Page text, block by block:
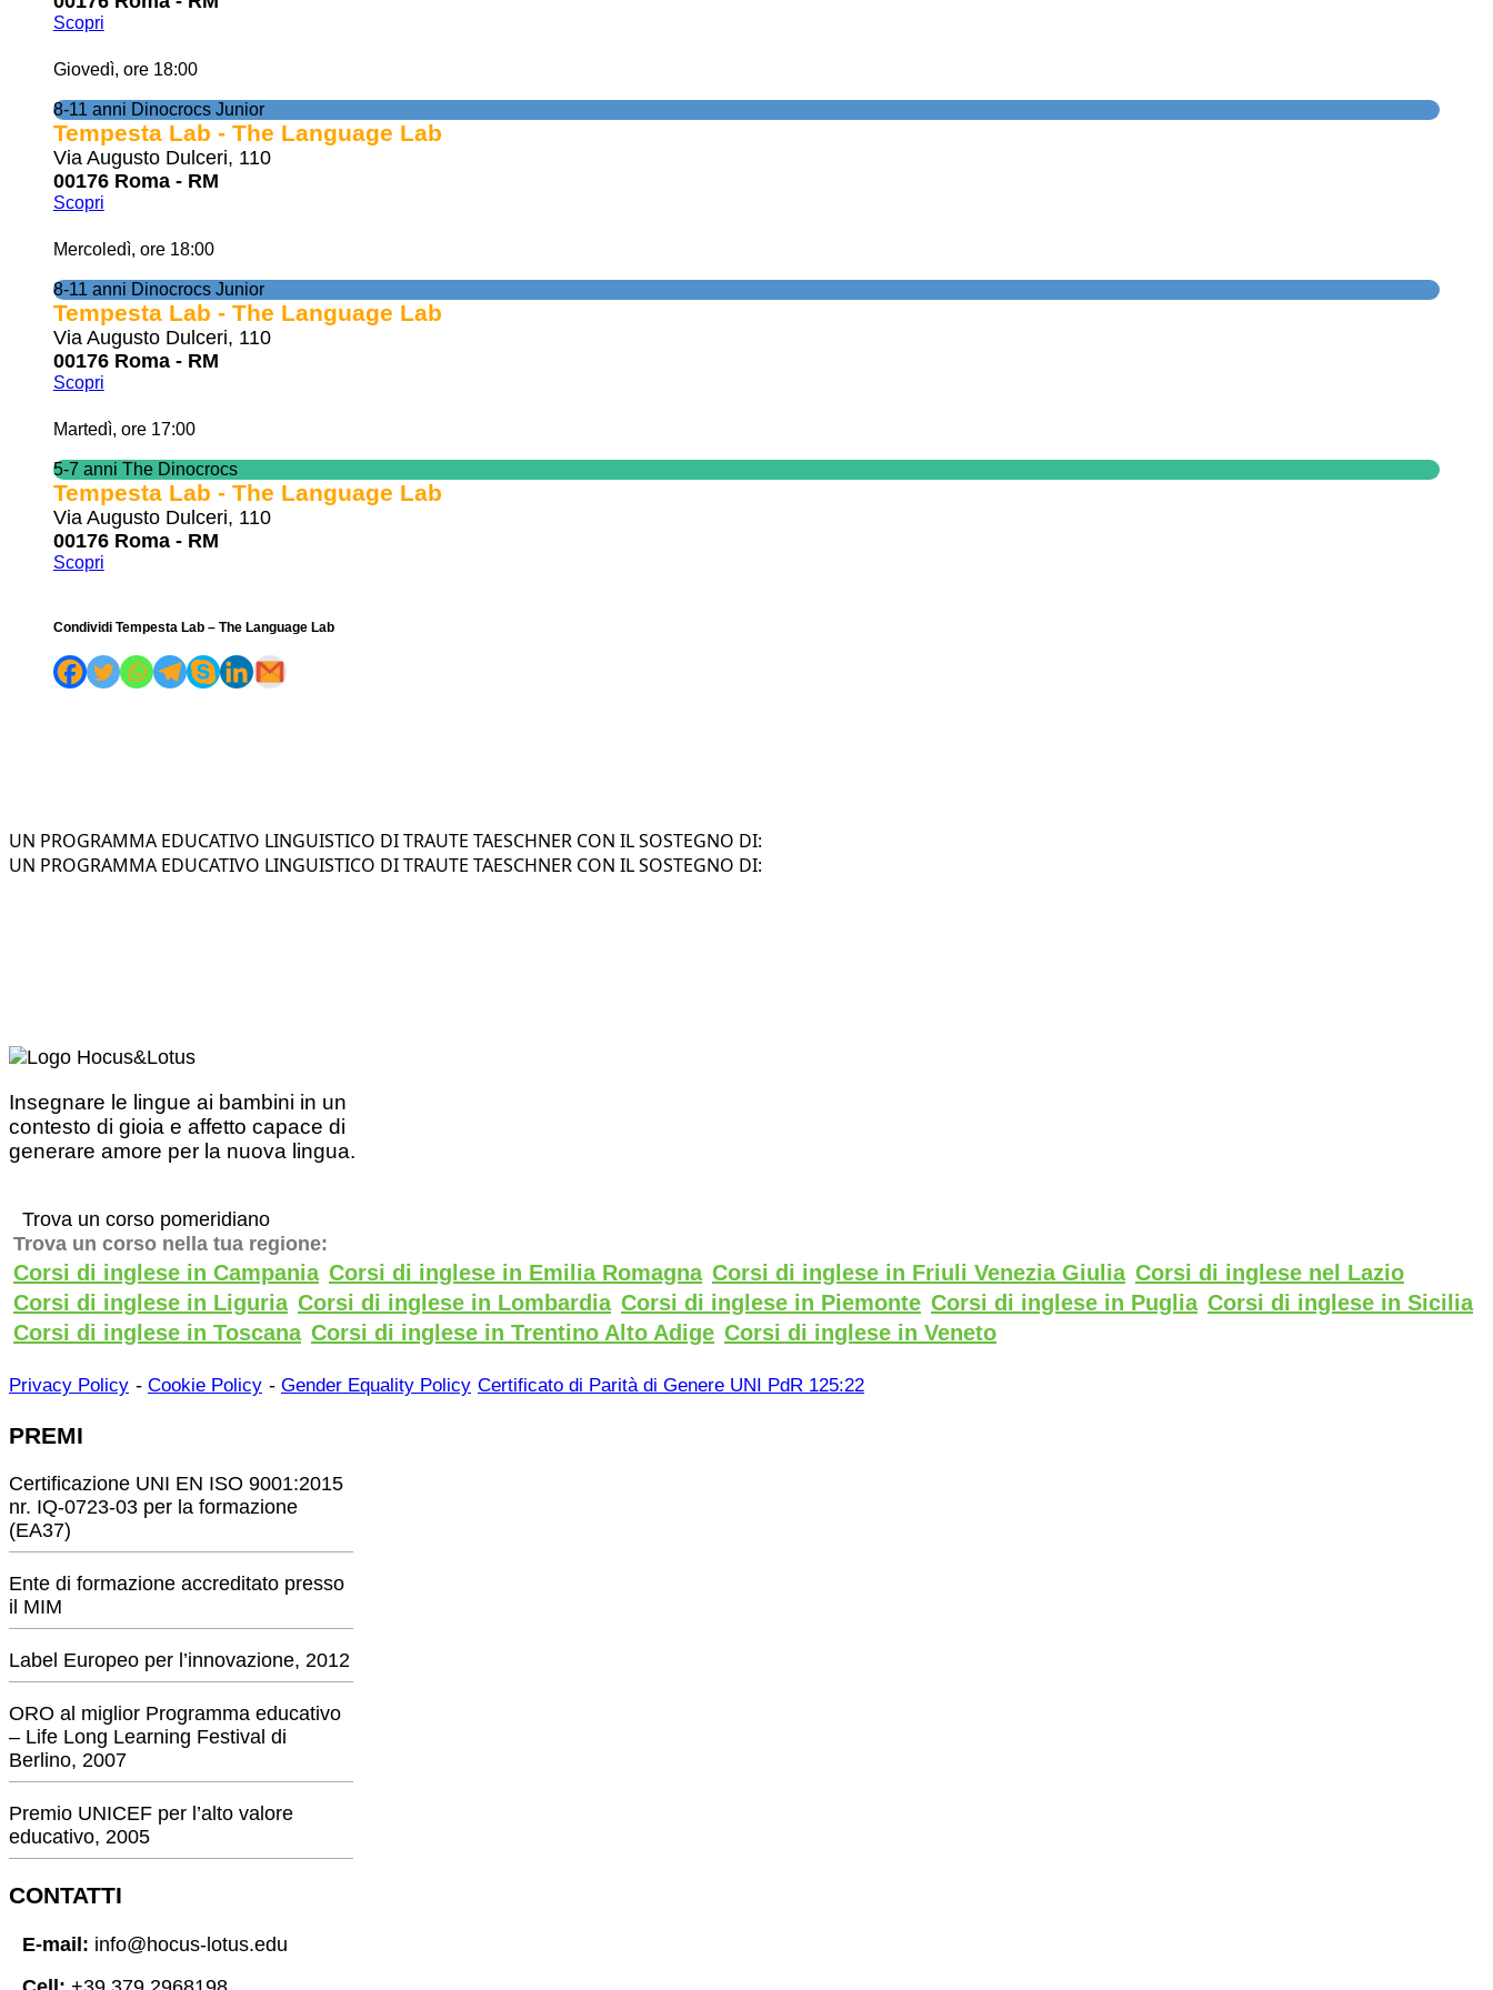
Scopri
Giovedì, ore 18:00
8-11 anni Dinocrocs Junior
Tempesta Lab - The Language Lab
Via Augusto Dulceri, 110
00176 Roma - RM
Scopri
Mercoledì, ore 18:00
8-11 anni Dinocrocs Junior
Tempesta Lab - The Language Lab
Via Augusto Dulceri, 110
00176 Roma - RM
Scopri
Martedì, ore 17:00
5-7 anni The Dinocrocs
Tempesta Lab - The Language Lab
Via Augusto Dulceri, 110
00176 Roma - RM
Scopri
Condividi Tempesta Lab – The Language Lab
UN PROGRAMMA EDUCATIVO LINGUISTICO DI TRAUTE TAESCHNER CON IL SOSTEGNO DI:
UN PROGRAMMA EDUCATIVO LINGUISTICO DI TRAUTE TAESCHNER CON IL SOSTEGNO DI:
Insegnare le lingue ai bambini in un
contesto di gioia e affetto capace di
generare amore per la nuova lingua.
Trova un corso pomeridiano
Trova un corso nella tua regione:
Corsi di inglese in Campania Corsi di inglese in Emilia Romagna Corsi di inglese in Friuli Venezia Giulia Corsi di inglese nel Lazio
Corsi di inglese in Liguria Corsi di inglese in Lombardia Corsi di inglese in Piemonte Corsi di inglese in Puglia Corsi di inglese in Sicilia
Corsi di inglese in Toscana Corsi di inglese in Trentino Alto Adige Corsi di inglese in Veneto
Privacy Policy - Cookie Policy - Gender Equality Policy Certificato di Parità di Genere UNI PdR 125:22
PREMI
Certificazione UNI EN ISO 9001:2015
nr. IQ-0723-03 per la formazione
(EA37)
Ente di formazione accreditato presso
il MIM
Label Europeo per l’innovazione, 2012
ORO al miglior Programma educativo
– Life Long Learning Festival di
Berlino, 2007
Premio UNICEF per l’alto valore
educativo, 2005
CONTATTI
E-mail: info@hocus-lotus.edu